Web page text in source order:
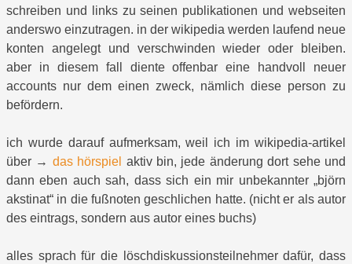
schreiben und links zu seinen publikationen und webseiten
anderswo einzutragen. in der wikipedia werden laufend neue
konten angelegt und verschwinden wieder oder bleiben.
aber in diesem fall diente offenbar eine handvoll neuer
accounts nur dem einen zweck, nämlich diese person zu
befördern.
ich wurde darauf aufmerksam, weil ich im wikipedia-artikel
über → das hörspiel aktiv bin, jede änderung dort sehe und
dann eben auch sah, dass sich ein mir unbekannter „björn
akstinat“ in die fußnoten geschlichen hatte. (nicht er als autor
des eintrags, sondern aus autor eines buchs)
alles sprach für die löschdiskussionsteilnehmer dafür, dass